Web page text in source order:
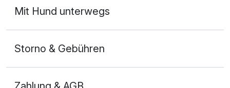
Mit Hund unterwegs
Storno & Gebühren